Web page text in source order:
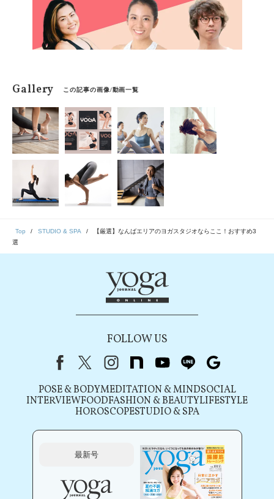
Gallery この記事の画像/動画一覧
Top STUDIO & SPA
【厳選】なんばエリアのヨガスタジオならここ！おすすめ3
選
FOLLOW US
FacebookX（旧Twitter）
instagram
note youtubeline
POSE & BODYMEDITATION & MINDSOCIAL
INTERVIEWFOODFASHION & BEAUTYLIFESTYLE
HOROSCOPESTUDIO & SPA
最新号